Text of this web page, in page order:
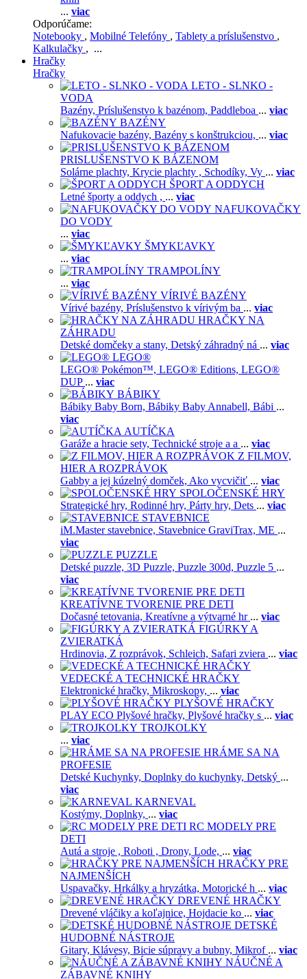
... viac
Odporúčame:
Notebooky , Mobilné Telefóny , Tablety a príslušenstvo ,
Kalkulačky , ...
Hračky
Hračky
LETO - SLNKO -
VODA
Bazény, Príslušenstvo k bazénom, Paddleboa ... viac
BAZÉNY
Nafukovacie bazény, Bazény s konštrukciou, ... viac
PRISLUŠENSTVO K BÁZENOM
Solárne plachty, Krycie plachty , Schodíky, Vy ... viac
ŠPORT A ODDYCH
Letné športy a oddych , ... viac
NAFUKOVAČKY
DO VODY
... viac
ŠMYKĽAVKY
... viac
TRAMPOLÍNY
... viac
VÍRIVÉ BAZÉNY
Vírivé bazény, Príslušenstvo k vírivým ba ... viac
HRAČKY NA
ZÁHRADU
Detské domčeky a stany, Detský záhradný ná ... viac
LEGO®
LEGO® Pokémon™, LEGO® Editions, LEGO®
DUP ... viac
BÁBIKY
Bábiky Baby Born, Bábiky Baby Annabell, Bábi ...
viac
AUTÍČKA
Garáže a hracie sety, Technické stroje a a ... viac
Z FILMOV,
HIER A ROZPRÁVOK
Gabby a jej kúzelný domček, Ako vycvičiť ... viac
SPOLOČENSKÉ HRY
Strategické hry, Rodinné hry, Párty hry, Dets ... viac
STAVEBNICE
iM.Master stavebnice, Stavebnice GraviTrax, ME ...
viac
PUZZLE
Detské puzzle, 3D Puzzle, Puzzle 300d, Puzzle 5 ...
viac
KREATÍVNE TVORENIE PRE DETI
Dočasné tetovania, Kreatívne a výtvarné hr ... viac
FIGÚRKY A
ZVIERATKÁ
Hrdinovia, Z rozprávok, Schleich, Safari zviera ... viac
VEDECKÉ A TECHNICKÉ HRAČKY
Elektronické hračky, Mikroskopy, ... viac
PLYŠOVÉ HRAČKY
PLAY ECO Plyšové hračky, Plyšové hračky s ... viac
TROJKOLKY
... viac
HRÁME SA NA
PROFESIE
Detské Kuchynky, Doplnky do kuchynky, Detský ...
viac
KARNEVAL
Kostýmy, Doplnky, ... viac
RC MODELY PRE
DETI
Autá a stroje , Roboti , Drony, Lode, ... viac
HRAČKY PRE
NAJMENŠÍCH
Uspavačky, Hrkálky a hryzátka, Motorické h ... viac
DREVENÉ HRAČKY
Drevené vláčiky a koľajnice, Hojdacie ko ... viac
DETSKÉ
HUDOBNÉ NÁSTROJE
Gitary, Klávesy, Bicie súpravy a bubny, Mikrof ... viac
NÁUČNÉ A
ZÁBAVNÉ KNIHY